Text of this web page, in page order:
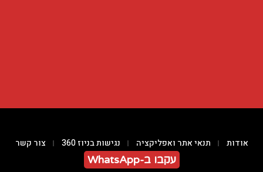
אודות תנאי אתר ואפליקציה נגישות בניוז 360 צור קשר
עקבו ב-WhatsApp